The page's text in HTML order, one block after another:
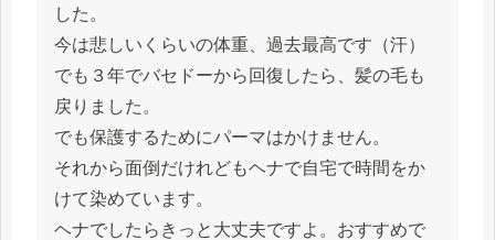
した。
今は悲しいくらいの体重、過去最高です（汗）
でも３年でバセドーから回復したら、髪の毛も
戻りました。
でも保護するためにパーマはかけません。
それから面倒だけれどもヘナで自宅で時間をか
けて染めています。
ヘナでしたらきっと大丈夫ですよ。おすすめで